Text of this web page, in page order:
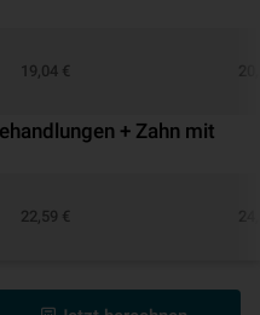
19,04 €
+ Zahn mit
22,59 €